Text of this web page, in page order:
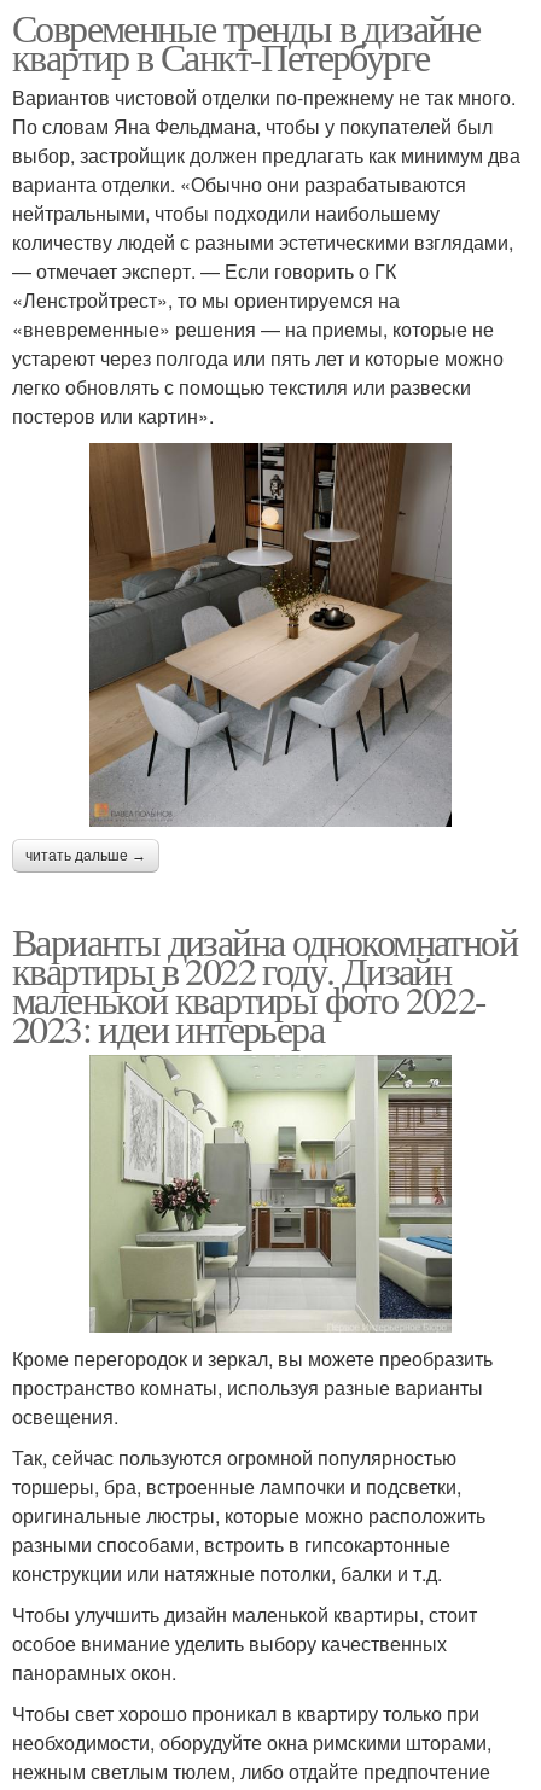
Современные тренды в дизайне
квартир в Санкт-Петербурге
Вариантов чистовой отделки по-прежнему не так много.
По словам Яна Фельдмана, чтобы у покупателей был
выбор, застройщик должен предлагать как минимум два
варианта отделки. «Обычно они разрабатываются
нейтральными, чтобы подходили наибольшему
количеству людей с разными эстетическими взглядами,
— отмечает эксперт. — Если говорить о ГК
«Ленстройтрест», то мы ориентируемся на
«вневременные» решения — на приемы, которые не
устареют через полгода или пять лет и которые можно
легко обновлять с помощью текстиля или развески
постеров или картин».
читать дальше →
Варианты дизайна однокомнатной
квартиры в 2022 году. Дизайн
маленькой квартиры фото 2022-
2023: идеи интерьера
Кроме перегородок и зеркал, вы можете преобразить
пространство комнаты, используя разные варианты
освещения.
Так, сейчас пользуются огромной популярностью
торшеры, бра, встроенные лампочки и подсветки,
оригинальные люстры, которые можно расположить
разными способами, встроить в гипсокартонные
конструкции или натяжные потолки, балки и т.д.
Чтобы улучшить дизайн маленькой квартиры, стоит
особое внимание уделить выбору качественных
панорамных окон.
Чтобы свет хорошо проникал в квартиру только при
необходимости, оборудуйте окна римскими шторами,
нежным светлым тюлем, либо отдайте предпочтение